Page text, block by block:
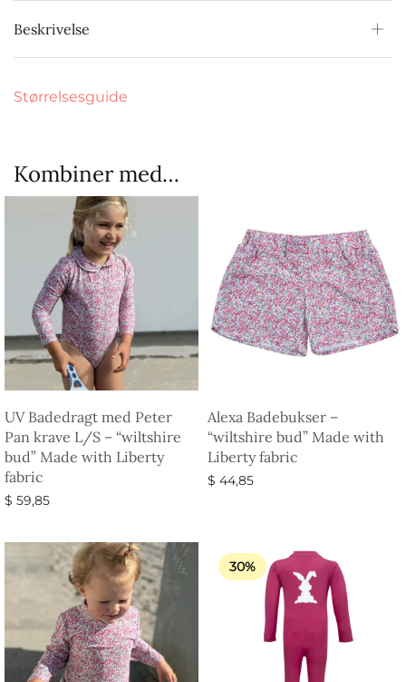
Beskrivelse
Størrelsesguide
Kombiner med…
UV Badedragt med Peter
Pan krave L/S – “wiltshire
bud” Made with Liberty
fabric
$ 59,85
Alexa Badebukser –
“wiltshire bud” Made with
Liberty fabric
$ 44,85
30%